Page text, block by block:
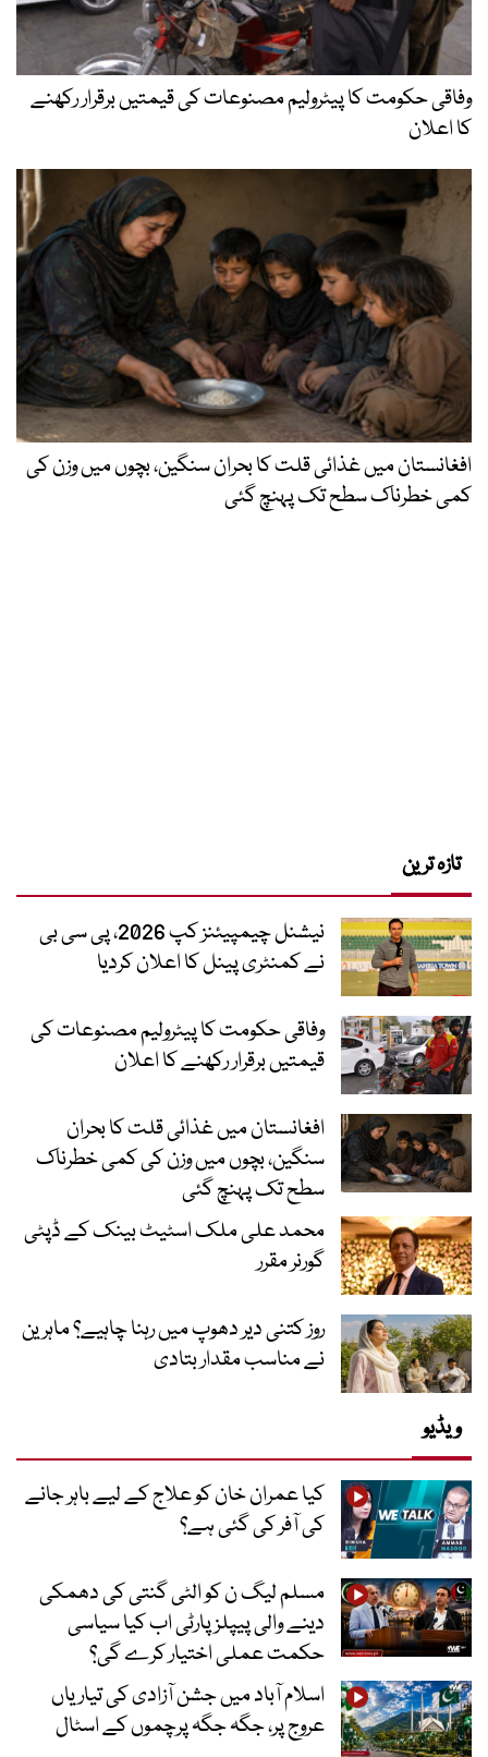
وفاقی حکومت کا پیٹرولیم مصنوعات کی قیمتیں برقرار رکھنے
کا اعلان
افغانستان میں غذائی قلت کا بحران سنگین، بچوں میں وزن کی
کمی خطرناک سطح تک پہنچ گئی
تازہ ترین
نیشنل چیمپیئنز کپ 2026، پی سی بی
نے کمنٹری پینل کا اعلان کردیا
وفاقی حکومت کا پیٹرولیم مصنوعات کی
قیمتیں برقرار رکھنے کا اعلان
افغانستان میں غذائی قلت کا بحران
سنگین، بچوں میں وزن کی کمی خطرناک
سطح تک پہنچ گئی
محمد علی ملک اسٹیٹ بینک کے ڈپٹی
گورنر مقرر
روز کتنی دیر دھوپ میں رہنا چاہیے؟ ماہرین
نے مناسب مقدار بتادی
ویڈیو
کیا عمران خان کو علاج کے لیے باہر جانے
کی آفر کی گئی ہے؟
مسلم لیگ ن کو الٹی گنتی کی دھمکی
دینے والی پیپلز پارٹی اب کیا سیاسی
حکمت عملی اختیار کرے گی؟
اسلام آباد میں جشن آزادی کی تیاریاں
عروج پر، جگہ جگہ پرچموں کے اسٹال